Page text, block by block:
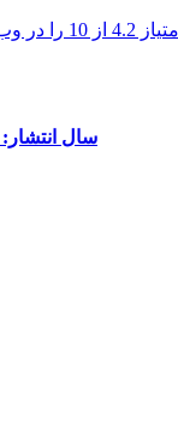
سال انتشار: